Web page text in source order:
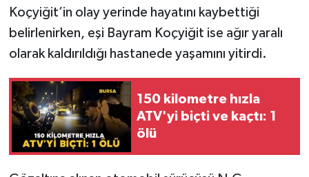
Koçyiğit’in olay yerinde hayatını kaybettiği
belirlenirken, eşi Bayram Koçyiğit ise ağır yaralı
olarak kaldırıldığı hastanede yaşamını yitirdi.
150 kilometre hızla
ATV'yi biçti ve kaçtı: 1
ölü